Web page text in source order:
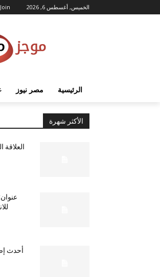
الخميس, أغسطس 6, 2026
الرئيسية مصر نيوز
الأكثر شهرة
العلاقة